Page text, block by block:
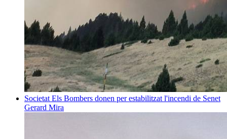
Societat Els Bombers donen per estabilitzat l'incendi de Senet
Gerard Mira